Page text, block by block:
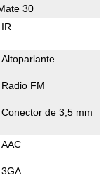
30
IR
Altoparlante
Radio FM
Conector de 3,5 mm
AAC
3GA